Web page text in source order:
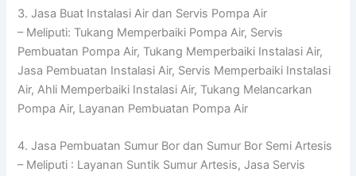
3. Jasa Buat Instalasi Air dan Servis Pompa Air
– Meliputi: Tukang Memperbaiki Pompa Air, Servis
Pembuatan Pompa Air, Tukang Memperbaiki Instalasi Air,
Jasa Pembuatan Instalasi Air, Servis Memperbaiki Instalasi
Air, Ahli Memperbaiki Instalasi Air, Tukang Melancarkan
Pompa Air, Layanan Pembuatan Pompa Air
4. Jasa Pembuatan Sumur Bor dan Sumur Bor Semi Artesis
– Meliputi : Layanan Suntik Sumur Artesis, Jasa Servis